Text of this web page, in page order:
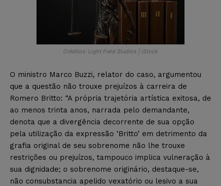
Créditos: Light Field Studios | iStock
O ministro Marco Buzzi, relator do caso, argumentou
que a questão não trouxe prejuízos à carreira de
Romero Britto: “A própria trajetória artística exitosa, de
ao menos trinta anos, narrada pelo demandante,
denota que a divergência decorrente de sua opção
pela utilização da expressão ‘Britto’ em detrimento da
grafia original de seu sobrenome não lhe trouxe
restrições ou prejuízos, tampouco implica vulneração à
sua dignidade; o sobrenome originário, destaque-se,
não consubstancia apelido vexatório ou lesivo a sua